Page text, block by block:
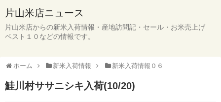
片山米店ニュース
片山米店からの新米入荷情報・産地訪問記・セール・お米売上げ
ベスト１０などの情報です。
ホーム 新米入荷情報 新米入荷情報０６
鮭川村ササニシキ入荷(10/20)